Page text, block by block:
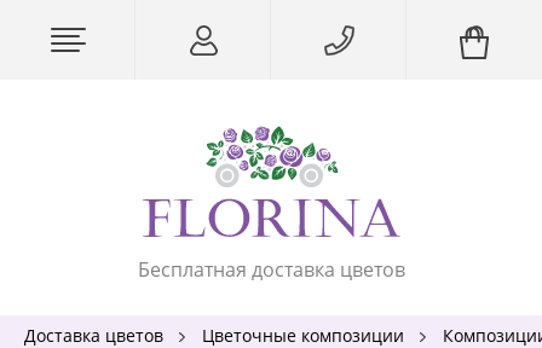
Бесплатная доставка цветов
Доставка цветов Цветочные композиции